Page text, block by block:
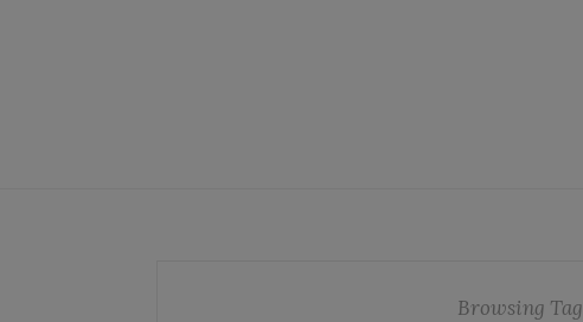
Browsing Tag